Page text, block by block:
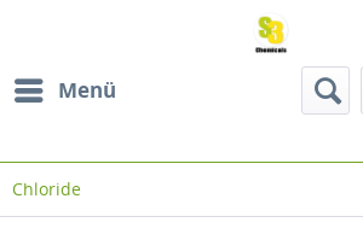
Menü
Chloride